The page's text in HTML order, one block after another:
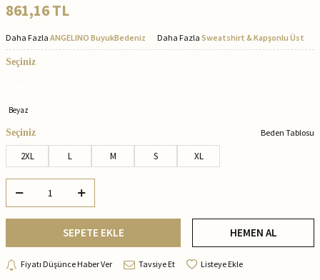
861,16TL
Daha Fazla ANGELINO BuyukBedeniz Daha Fazla Sweatshirt & Kapşonlu Üst
Seçiniz
Beyaz
Seçiniz Beden Tablosu
2XL L M S XL
SEPETE EKLE HEMEN AL
Fiyatı Düşünce Haber Ver Tavsiye Et Listeye Ekle